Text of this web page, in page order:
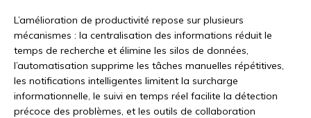
L’amélioration de productivité repose sur plusieurs
mécanismes : la centralisation des informations réduit le
temps de recherche et élimine les silos de données,
l’automatisation supprime les tâches manuelles répétitives,
les notifications intelligentes limitent la surcharge
informationnelle, le suivi en temps réel facilite la détection
précoce des problèmes, et les outils de collaboration